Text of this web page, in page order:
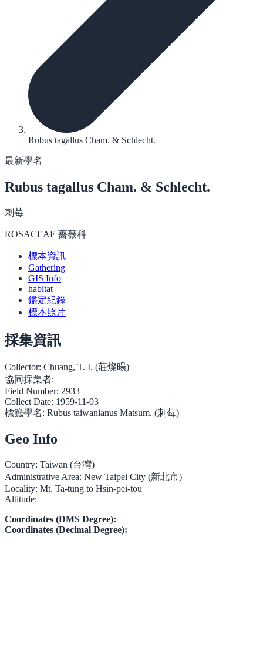
Rubus tagallus Cham. & Schlecht.
最新學名
Rubus tagallus Cham. & Schlecht.
刺莓
ROSACEAE 薔薇科
標本資訊
Gathering
GIS Info
habitat
鑑定紀錄
標本照片
採集資訊
Collector: Chuang, T. I. (莊燦暘)
協同採集者:
Field Number: 2933
Collect Date: 1959-11-03
標籤學名: Rubus taiwanianus Matsum. (刺莓)
Geo Info
Country: Taiwan (台灣)
Administrative Area: New Taipei City (新北市)
Locality: Mt. Ta-tung to Hsin-pei-tou
Altitude:
Coordinates (DMS Degree):
Coordinates (Decimal Degree):